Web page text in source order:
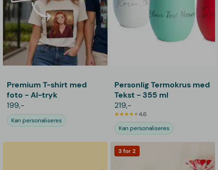
Premium T-shirt med
foto - AI-tryk
199,-
Kan personaliseres
Personlig Termokrus med
Tekst - 355 ml
219,-
4,6
Kan personaliseres
3 for 2